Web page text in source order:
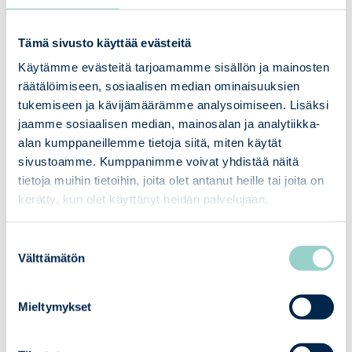
Tämä sivusto käyttää evästeitä
Käytämme evästeitä tarjoamamme sisällön ja mainosten
räätälöimiseen, sosiaalisen median ominaisuuksien
tukemiseen ja kävijämäärämme analysoimiseen. Lisäksi
jaamme sosiaalisen median, mainosalan ja analytiikka-
alan kumppaneillemme tietoja siitä, miten käytät
sivustoamme. Kumppanimme voivat yhdistää näitä
tietoja muihin tietoihin, joita olet antanut heille tai joita on
kerätty, kun olet käyttänyt heidän palvelujaan.
valinta
Välttämätön
Mieltymykset
Heidin erikoistuminen sosiaali- ja terveydenhuollon
arviointeihin on harvinainen yhdistelmä. Heidin
mukaan ymmärrys kansallisen turvallisuuden
periaatteista ja tavoitteista tukee sote-arviointien
vaatimusten tulkintaa.
Sote-toimiala rinnastuu mielestäni kriittiseen
infrastruktuuriin, ja sen tietoturvallisuuden
kehittäminen on minulle henkilökohtaisesti tärkeä
sisältävät paljon toimialakohtaisia vaatimuksia, jotka